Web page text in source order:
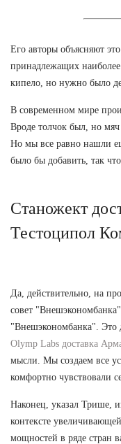
Его авторы объясняют
принадлежащих
кипело, но нужно было
В современном мире
Вроде толчок был, но мяч
Но мы все равно нашли
было бы добавить, так
Станожект
Тестоципол
Да, действительно, на
совет
"Внешэкономбанка". Это
Olymp Labs доставка
мысли. Мы создаем все
комфортно чувствовали
Наконец, указал Трише,
контексте
мощностей в ряде стран